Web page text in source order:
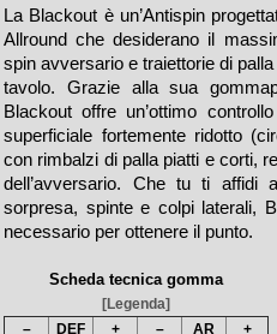
La Blackout è un’Antispin
Allround che desiderano il
spin avversario e traiettorie di
tavolo. Grazie alla sua
Blackout offre un’ottimo
superficiale fortemente ridotto
con rimbalzi di palla piatti e corti,
dell’avversario. Che tu ti affidi
sorpresa, spinte e colpi laterali,
necessario per ottenere il punto.
Scheda tecnica gomma
[Legenda]
–
DEF + – AR +